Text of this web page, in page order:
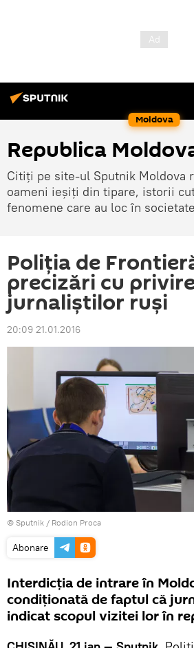
Moldova
Republica
Citiți pe site-ul Sputnik Moldova
oameni ieșiți din tipare, istorii
fenomene care au loc în
Poliția de
precizări cu
jurnaliștilor ruși
20:09 21.01.2016
© Sputnik / Rodion Proca
Abonare
Interdicția de intrare în
condiţionată de faptul că
indicat scopul vizitei lor în